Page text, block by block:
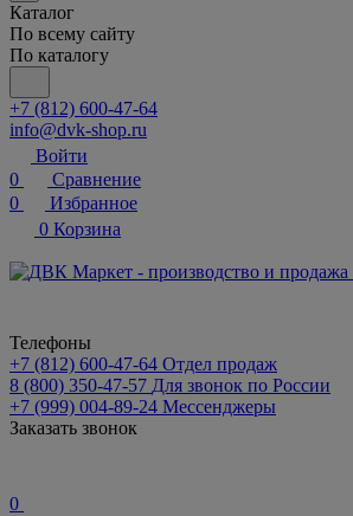
Каталог
По всему сайту
По каталогу
+7 (812) 600-47-64
info@dvk-shop.ru
Войти
0
Сравнение
0
Избранное
0 Корзина
Телефоны
+7 (812) 600-47-64 Отдел продаж
8 (800) 350-47-57 Для звонок по России
+7 (999) 004-89-24 Мессенджеры
Заказать звонок
0